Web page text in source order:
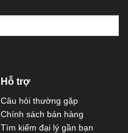
Hỗ trợ
Câu hỏi thường gặp
Chính sách bán hàng
Tìm kiếm đại lý gần bạn